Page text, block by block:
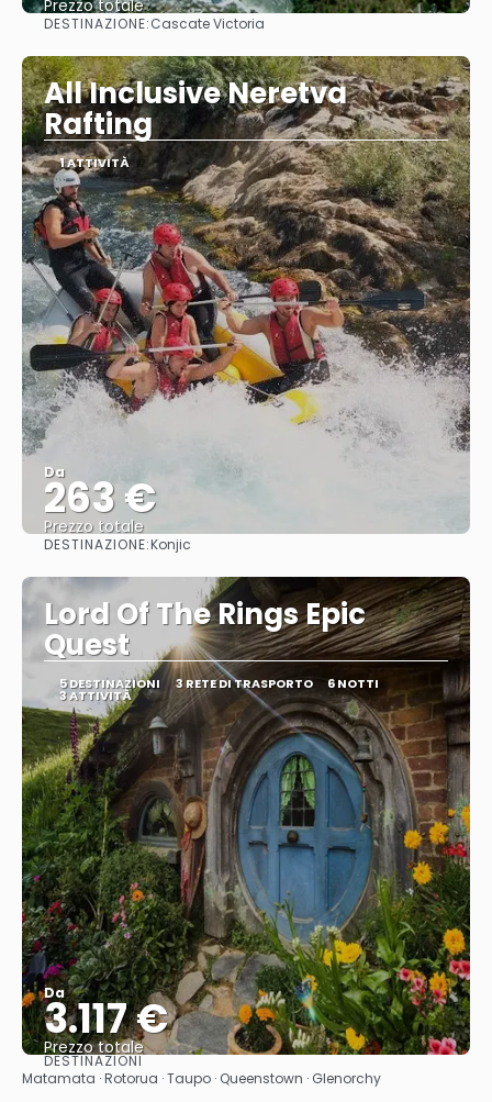
Prezzo totale
Vedere
DESTINAZIONE:Cascate Victoria
All Inclusive Neretva
Rafting
1 ATTIVITÀ
Da
263 €
Prezzo totale
DESTINAZIONE:Konjic
Lord Of The Rings Epic
Quest
5 DESTINAZIONI 3 RETE DI TRASPORTO 6 NOTTI
3 ATTIVITÀ
Da
3.117 €
Prezzo totale
Vedere
DESTINAZIONI
Matamata · Rotorua · Taupo · Queenstown · Glenorchy